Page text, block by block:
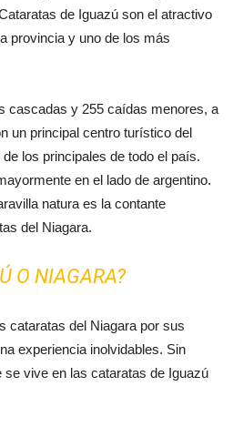
de Iguazú son el atractivo
provincia y uno de los más
cascadas y 255 caídas menores, a
un principal centro turístico del
los principales de todo el país.
en el lado de argentino.
natura es la contante
del Niagara.
O NIAGARA?
cataratas del Niagara por sus
experiencia inolvidables. Sin
se vive en las cataratas de Iguazú